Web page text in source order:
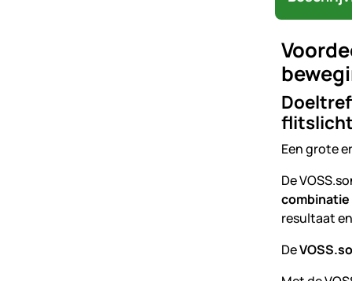
Een grote
De
combinatie
resultaat
De